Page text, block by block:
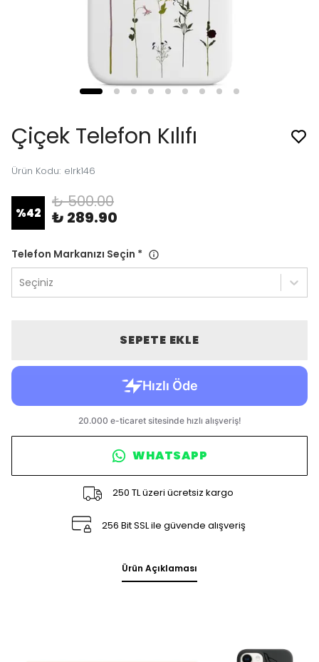
Çiçek Telefon Kılıfı
Ürün Kodu: elrk146
%42
₺ 500.00
₺ 289.90
Telefon Markanızı Seçin *
Seçiniz
SEPETE EKLE
WHATSAPP
250 TL üzeri ücretsiz kargo
256 Bit SSL ile güvende alışveriş
Ürün Açıklaması